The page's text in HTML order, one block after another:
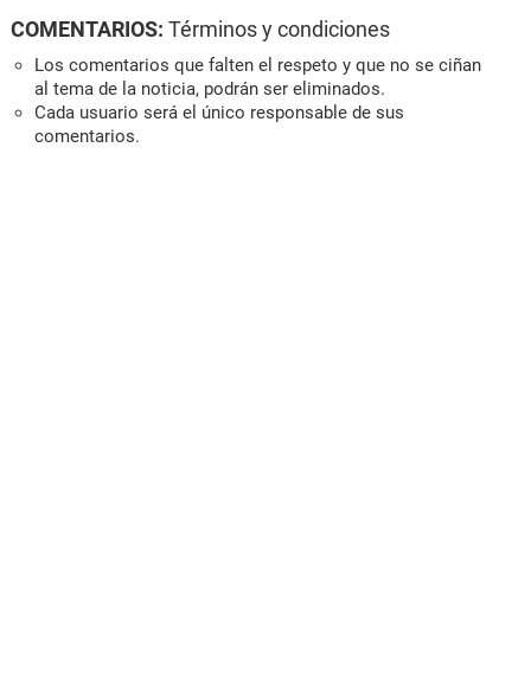
COMENTARIOS: Términos y condiciones
Los comentarios que falten el respeto y que no se ciñan
al tema de la noticia, podrán ser eliminados.
Cada usuario será el único responsable de sus
comentarios.